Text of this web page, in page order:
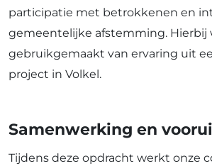
participatie met betrokkenen en
gemeentelijke afstemming. Hierbij
gebruikgemaakt van ervaring uit
project in Volkel.
Samenwerking en
Tijdens deze opdracht werkt onze